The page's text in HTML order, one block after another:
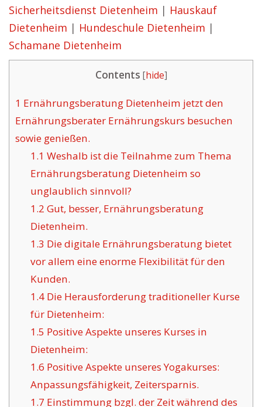
Sicherheitsdienst Dietenheim | Hauskauf
Dietenheim | Hundeschule Dietenheim |
Schamane Dietenheim
Contents [hide]
1 Ernährungsberatung Dietenheim jetzt den
Ernährungsberater Ernährungskurs besuchen
sowie genießen.
1.1 Weshalb ist die Teilnahme zum Thema
Ernährungsberatung Dietenheim so
unglaublich sinnvoll?
1.2 Gut, besser, Ernährungsberatung
Dietenheim.
1.3 Die digitale Ernährungsberatung bietet
vor allem eine enorme Flexibilität für den
Kunden.
1.4Die Herausforderung traditioneller Kurse
für Dietenheim:
1.5 Positive Aspekte unseres Kurses in
Dietenheim:
1.6 Positive Aspekte unseres Yogakurses:
Anpassungsfähigkeit, Zeitersparnis.
1.7 Einstimmung bzgl. der Zeit während des